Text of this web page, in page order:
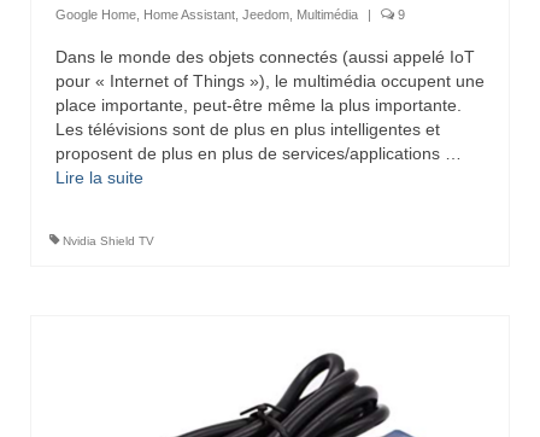
Google Home
Home Assistant Jeedom Multimédia 9
Dans le monde des objets connectés (aussi appelé IoT
pour « Internet of Things »), le multimédia occupent une
place importante, peut-être même la plus importante.
Les télévisions sont de plus en plus intelligentes et
proposent de plus en plus de services/applications …
Lire la suite­­
Nvidia Shield TV